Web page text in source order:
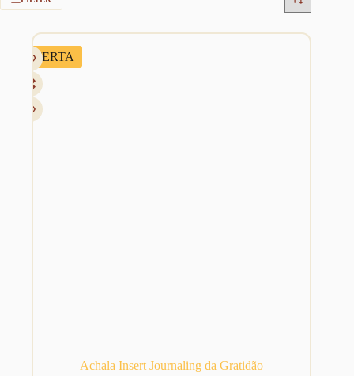
OFERTA
Achala Insert Journaling da Gratidão